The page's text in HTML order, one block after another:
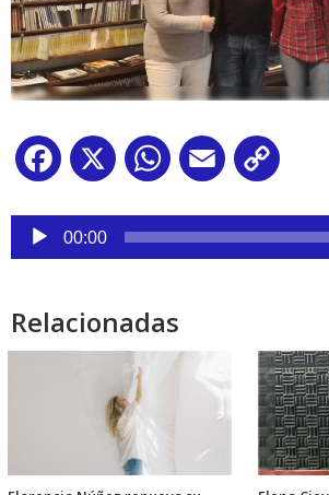
Facebook
X WhatsApp
Email
Reproductor
audio
00:00
Relacionadas